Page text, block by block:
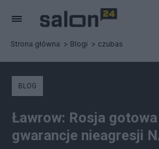
Strona główna Blogi czubas
BLOG
Ławrow: Rosja
gwarancje nieagresji